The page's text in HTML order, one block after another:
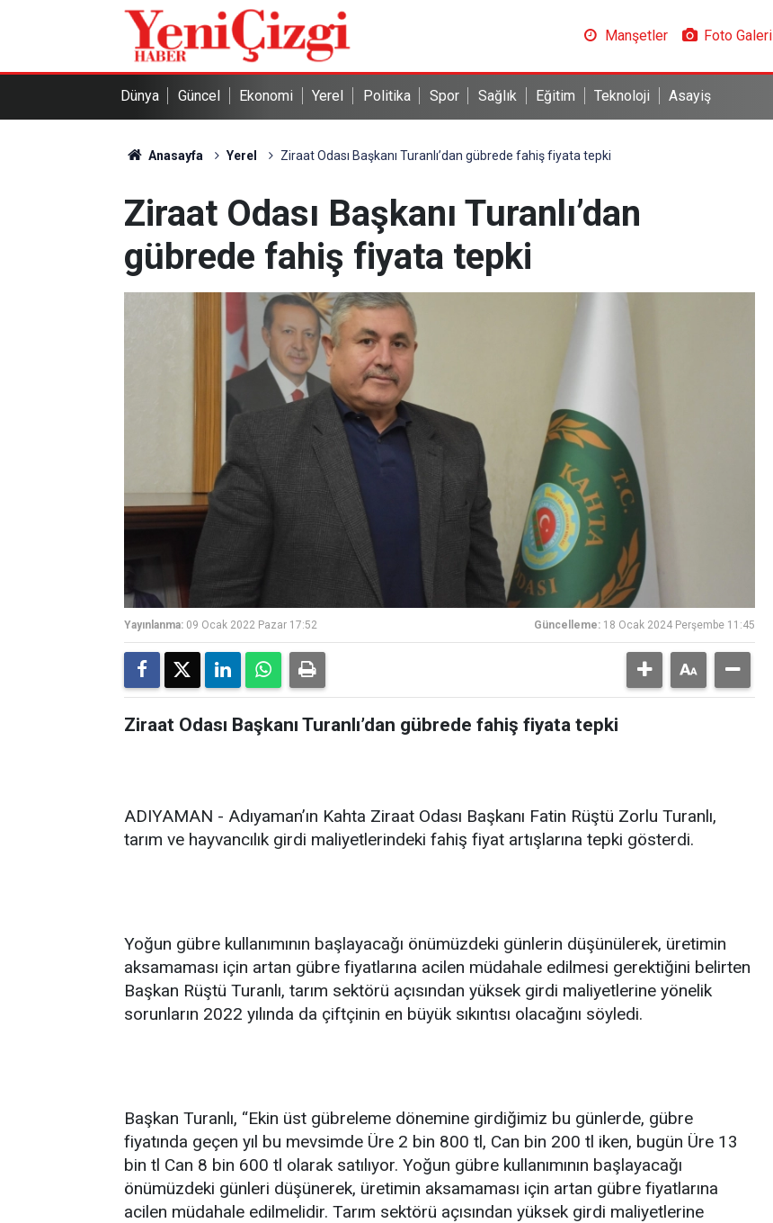
Manşetler Foto Galeri
Dünya Güncel Ekonomi Yerel Politika Spor Sağlık Eğitim Teknoloji Asayiş
Anasayfa Yerel Ziraat Odası Başkanı Turanlı’dan gübrede fahiş fiyata tepki
Ziraat Odası Başkanı Turanlı’dan
gübrede fahiş fiyata tepki
Yayınlanma: 09 Ocak 2022 Pazar 17:52 Güncelleme: 18 Ocak 2024 Perşembe 11:45
Ziraat Odası Başkanı Turanlı’dan gübrede fahiş fiyata tepki
ADIYAMAN - Adıyaman’ın Kahta Ziraat Odası Başkanı Fatin Rüştü Zorlu Turanlı,
tarım ve hayvancılık girdi maliyetlerindeki fahiş fiyat artışlarına tepki gösterdi.
Yoğun gübre kullanımının başlayacağı önümüzdeki günlerin düşünülerek, üretimin
aksamaması için artan gübre fiyatlarına acilen müdahale edilmesi gerektiğini belirten
Başkan Rüştü Turanlı, tarım sektörü açısından yüksek girdi maliyetlerine yönelik
sorunların 2022 yılında da çiftçinin en büyük sıkıntısı olacağını söyledi.
Başkan Turanlı, “Ekin üst gübreleme dönemine girdiğimiz bu günlerde, gübre
fiyatında geçen yıl bu mevsimde Üre 2 bin 800 tl, Can bin 200 tl iken, bugün Üre 13
bin tl Can 8 bin 600 tl olarak satılıyor. Yoğun gübre kullanımının başlayacağı
önümüzdeki günleri düşünerek, üretimin aksamaması için artan gübre fiyatlarına
acilen müdahale edilmelidir. Tarım sektörü açısından yüksek girdi maliyetlerine